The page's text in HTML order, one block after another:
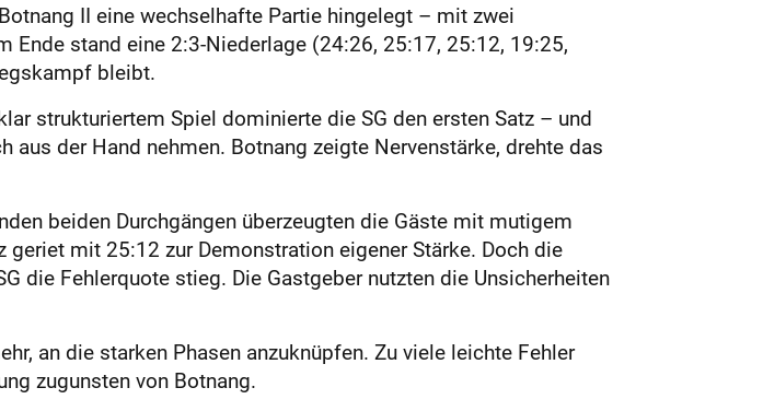
II eine wechselhafte Partie hingelegt – mit zwei
Ende stand eine 2:3-Niederlage (24:26, 25:17, 25:12, 19:25,
bleibt.
strukturiertem Spiel dominierte die SG den ersten Satz – und
der Hand nehmen. Botnang zeigte Nervenstärke, drehte das
beiden Durchgängen überzeugten die Gäste mit mutigem
mit 25:12 zur Demonstration eigener Stärke. Doch die
die Fehlerquote stieg. Die Gastgeber nutzten die Unsicherheiten
an die starken Phasen anzuknüpfen. Zu viele leichte Fehler
zugunsten von Botnang.